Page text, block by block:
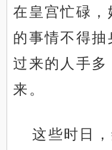
在皇宫忙碌，
的事情不得
过来的人手多
来。
这些时日